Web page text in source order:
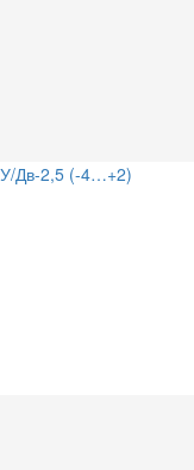
Дв-2,5 (-4…+2)